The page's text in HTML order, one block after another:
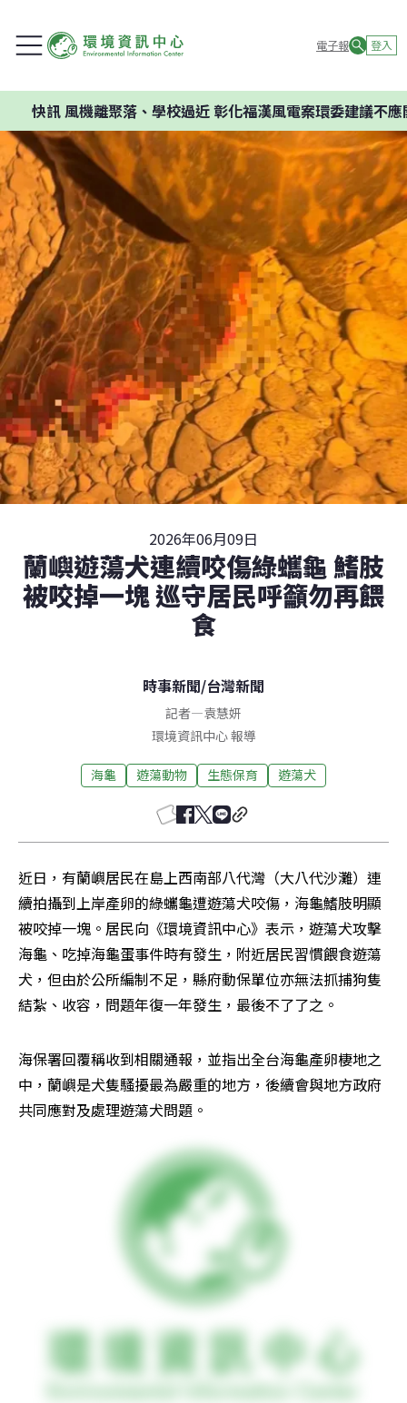
電子報 登入
機離聚落、學校過近 彰化福漢風電案環委建議不應開發
2026年06月09日
蘭嶼遊蕩犬連續咬傷綠蠵龜 鰭肢
被咬掉一塊 巡守居民呼籲勿再餵
食
時事新聞/台灣新聞
記者—袁慧妍
環境資訊中心 報導
海龜 遊蕩動物 生態保育 遊蕩犬
近日，有蘭嶼居民在島上西南部八代灣（大八代沙灘）連
續拍攝到上岸產卵的綠蠵龜遭遊蕩犬咬傷，海龜鰭肢明顯
被咬掉一塊。居民向《環境資訊中心》表示，遊蕩犬攻擊
海龜、吃掉海龜蛋事件時有發生，附近居民習慣餵食遊蕩
犬，但由於公所編制不足，縣府動保單位亦無法抓捕狗隻
結紮、收容，問題年復一年發生，最後不了了之。
海保署回覆稱收到相關通報，並指出全台海龜產卵棲地之
中，蘭嶼是犬隻騷擾最為嚴重的地方，後續會與地方政府
共同應對及處理遊蕩犬問題。